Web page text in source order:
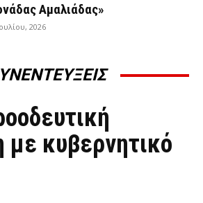
Αμαλιάδας»
2026
με κυβερνητικό